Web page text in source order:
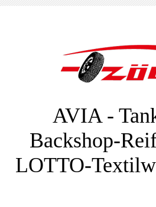
AVIA -
Backshop-
LOTTO-